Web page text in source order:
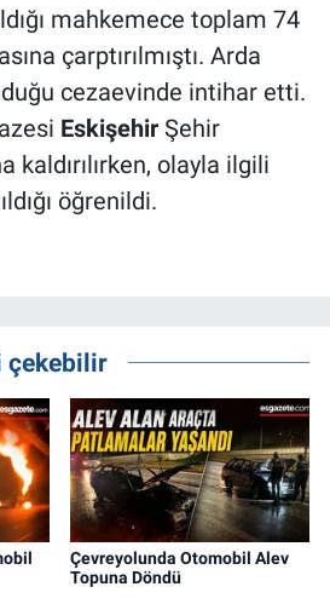
mahkemece toplam 74
çarptırılmıştı. Arda
cezaevinde intihar etti.
EskişehirŞehir
kaldırılırken, olayla ilgili
öğrenildi.
çekebilir
Çevreyolunda Otomobil Alev
Topuna Döndü